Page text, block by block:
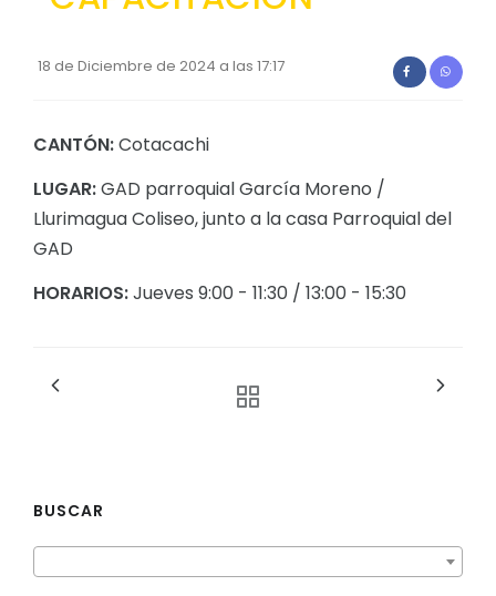
GESTIÓN ADMINISTRATIVA
Plan Anual Contratación - PAC
Plan Operativo Anual - POA
Convenios Institucionales
Ejecución Presupuestaria
18 de Diciembre de 2024 a las 17:17
CANTÓN:Cotacachi
LUGAR:GAD parroquial García Moreno /
Llurimagua Coliseo, junto a la casa Parroquial del
GAD
HORARIOS:Jueves 9:00 - 11:30 / 13:00 - 15:30
BUSCAR